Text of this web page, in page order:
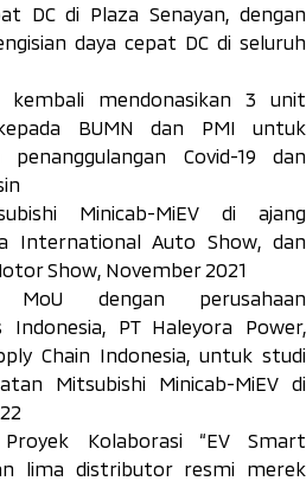
DC di Plaza Senayan, dengan
daya cepat DC di seluruh
kembali mendonasikan 3 unit
BUMN dan PMI untuk
Covid-19 dan
Minicab-MiEV di ajang
International Auto Show, dan
Show, November 2021
MoU dengan perusahaan
PT Haleyora Power,
Chain Indonesia, untuk studi
Mitsubishi Minicab-MiEV di
Kolaborasi “EV Smart
lima distributor resmi merek